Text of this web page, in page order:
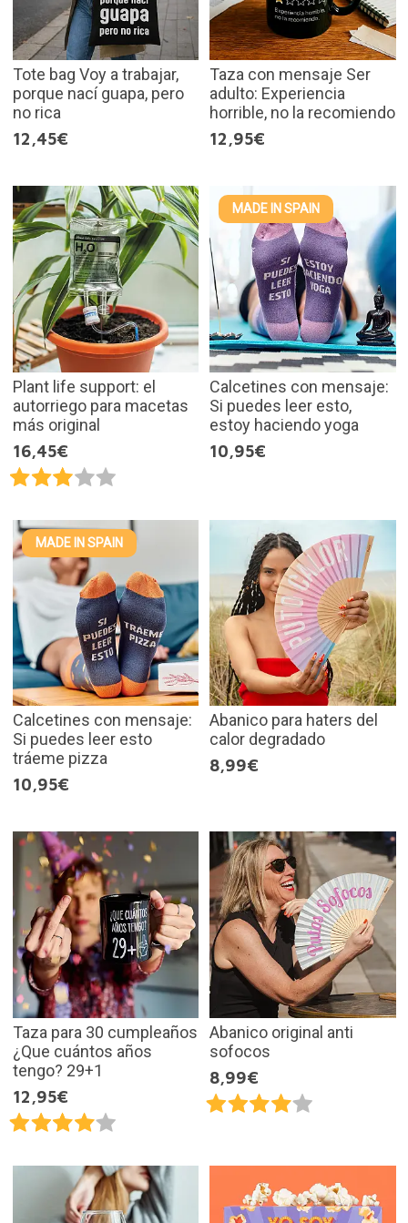
Tote bag Voy a trabajar,
porque nací guapa, pero
no rica
12,45€
Taza con mensaje Ser
adulto: Experiencia
horrible, no la recomiendo
12,95€
Plant life support: el
autorriego para macetas
más original
16,45€
MADE IN SPAIN
Calcetines con mensaje:
Si puedes leer esto,
estoy haciendo yoga
10,95€
MADE IN SPAIN
Calcetines con mensaje:
Si puedes leer esto
tráeme pizza
10,95€
Abanico para haters del
calor degradado
8,99€
Taza para 30 cumpleaños
¿Que cuántos años
tengo? 29+1
12,95€
Abanico original anti
sofocos
8,99€